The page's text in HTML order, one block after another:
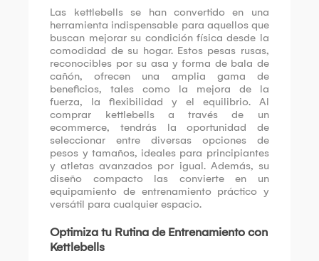
Las kettlebells se han convertido en una
herramienta indispensable para aquellos que
buscan mejorar su condición física desde la
comodidad de su hogar. Estos pesas rusas,
reconocibles por su asa y forma de bala de
cañón, ofrecen una amplia gama de
beneficios, tales como la mejora de la
fuerza, la flexibilidad y el equilibrio. Al
comprar kettlebells a través de un
ecommerce, tendrás la oportunidad de
seleccionar entre diversas opciones de
pesos y tamaños, ideales para principiantes
y atletas avanzados por igual. Además, su
diseño compacto las convierte en un
equipamiento de entrenamiento práctico y
versátil para cualquier espacio.
Optimiza tu Rutina de Entrenamiento con
Kettlebells